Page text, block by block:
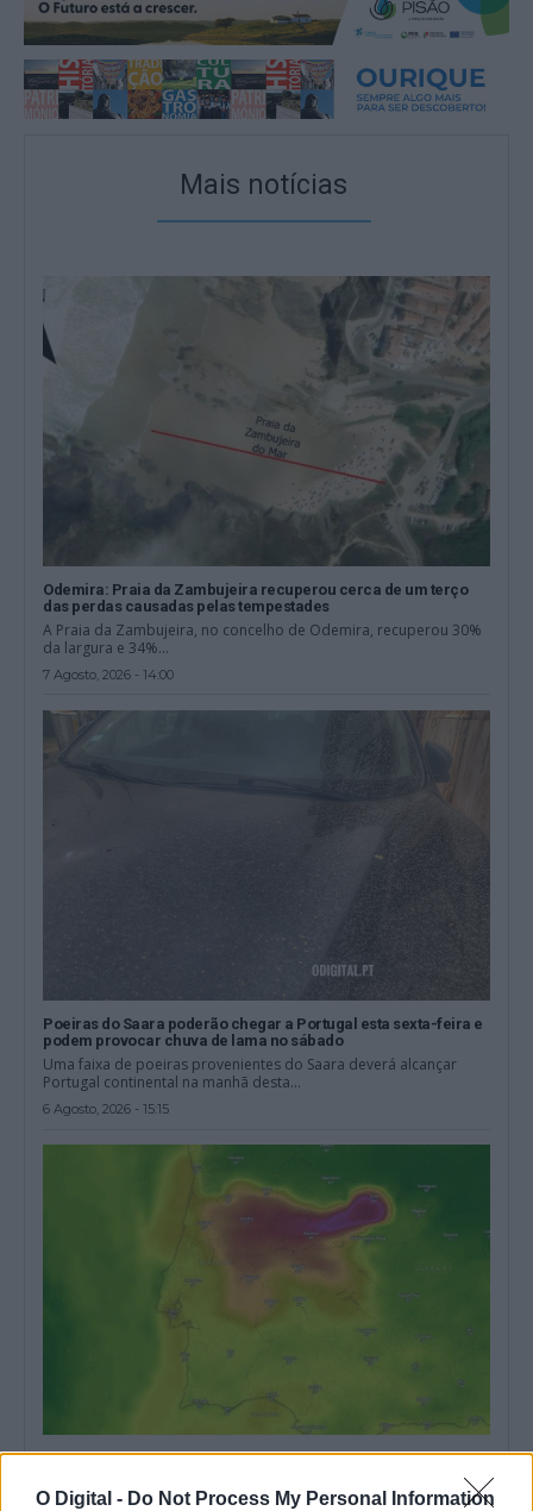
O Digital - Do Not Process My Personal Information
Mais notícias
Odemira: Praia da Zambujeira recuperou cerca de um terço
das perdas causadas pelas tempestades
A Praia da Zambujeira, no concelho de Odemira, recuperou 30%
da largura e 34%...
7 Agosto, 2026 - 14:00
Poeiras do Saara poderão chegar a Portugal esta sexta-feira e
podem provocar chuva de lama no sábado
Uma faixa de poeiras provenientes do Saara deverá alcançar
Portugal continental na manhã desta...
6 Agosto, 2026 - 15:15
Não são poeiras do deserto: fumo dos incêndios em Espanha
O céu com aspeto esbranquiçado observado esta segunda-feira